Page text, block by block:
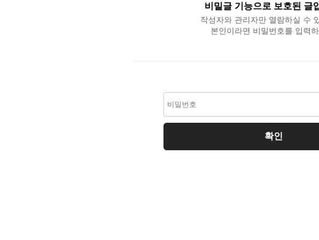
비밀글 기능으로 보호된 글
작성자와 관리자만 열람하실 수
본인이라면 비밀번호를 입력